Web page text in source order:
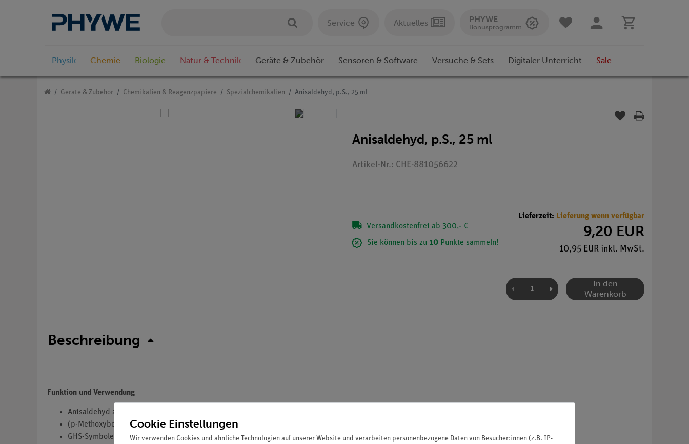
Service Aktuelles PHYWE
Bonusprogramm
Physik Chemie Biologie Natur & Technik Geräte & Zubehör Sensoren & Software Versuche & Sets Digitaler Unterricht Sale
Geräte & Zubehör Chemikalien & Reagenzpapiere Spezialchemikalien Anisaldehyd, p.S., 25 ml
Anisaldehyd, p.S., 25 ml
Artikel-Nr.: CHE-881056622
Versandkostenfrei ab 300,- €
Sie können bis zu 10 Punkte sammeln!
Lieferzeit: Lieferung wenn verfügbar
9,20 EUR
10,95 EUR inkl. MwSt.
In den
Warenkorb
Beschreibung
Funktion und Verwendung
Anisaldehyd z Synthese
(p-Methoxybenzaldehyd)
GHS-Symbole(s): -
Cookie Einstellungen
Wir verwenden Cookies und ähnliche Technologien auf unserer Website und verarbeiten personenbezogene Daten von Besucher:innen (z.B. IP-